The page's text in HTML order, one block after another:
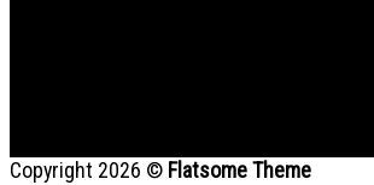
Copyright 2026 © Flatsome Theme